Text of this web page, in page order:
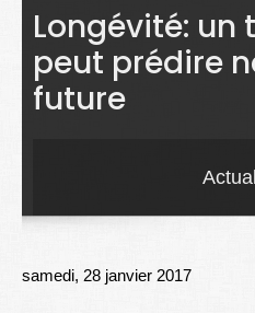
Actualités
Sciences
Maladies
Better Health
Longévité: un
peut prédire
future
samedi, 28 janvier 2017